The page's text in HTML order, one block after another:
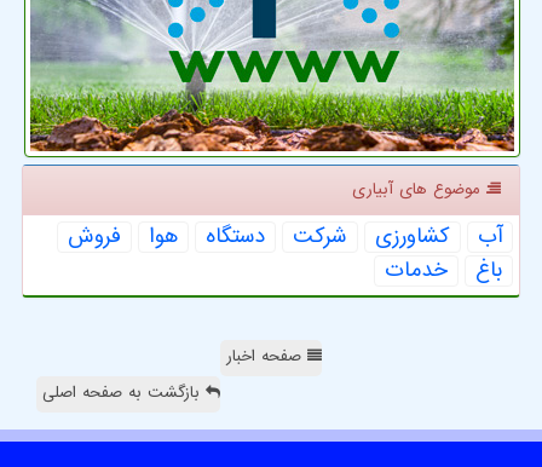
موضوع های آبیاری
آب كشاورزی شركت دستگاه هوا
فروش
باغ
خدمات
صفحه اخبار
بازگشت به صفحه اصلی